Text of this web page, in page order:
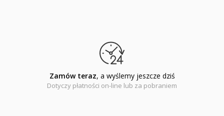
Zamów teraz, a wyślemy jeszcze dziś
Dotyczy płatności on-line lub za pobraniem